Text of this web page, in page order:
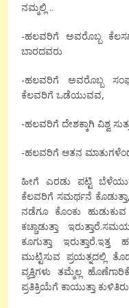
ನಮ್ಮಲ್ಲಿ ..
-ಹಲವರಿಗೆ ಅವರೊಬ್ಬ
ಬಾರದವರು
-ಹಲವರಿಗೆ ಅವರೊಬ್ಬ
ಕೆಲವರಿಗೆ ಒಡೆಯುವವ,
-ಹಲವರಿಗೆ ದೇಶಕ್ಕಾಗಿ ವಿಶ್ವ
-ಹಲವರಿಗೆ ಆತನ
ಹೀಗೆ ಎರಡು ಪಟ್ಟಿ
ಕೆಲವರಿಗೆ ಸಮರ್ಥನೆ
ನಡೆಗೂ ಕೊಂಕು ಹುಡುಕುವ
ಕಚ್ಚಾಡುತ್ತಾ
ಕೂಗುತ್ತಾ
ಮುಟ್ಟಿಸುವ ಪ್ರಯತ್ನದಲ್ಲಿ
ವ್ಯಕ್ತಿಗಳು ತಮ್ಮೆಲ್ಲ
ಪ್ರತಿಕ್ರಿಯೆಗೆ ಕಾಯುತ್ತಾ